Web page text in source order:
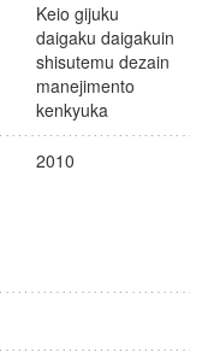
Keio gijuku
daigaku daigakuin
shisutemu dezain
manejimento
kenkyuka
2010